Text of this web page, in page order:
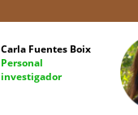
Carla Fuentes Boix
Personal
investigador